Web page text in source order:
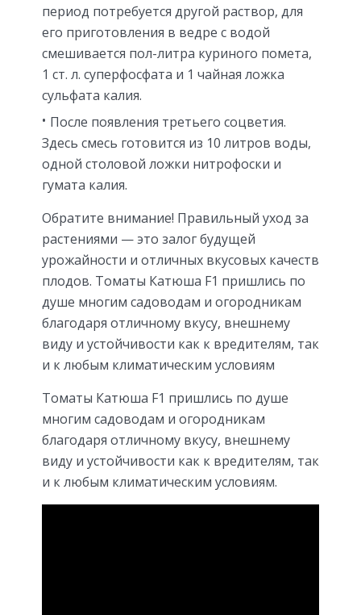
период потребуется другой раствор, для
его приготовления в ведре с водой
смешивается пол-литра куриного помета,
1 ст. л. суперфосфата и 1 чайная ложка
сульфата калия.
После появления третьего соцветия.
Здесь смесь готовится из 10 литров воды,
одной столовой ложки нитрофоски и
гумата калия.
Обратите внимание! Правильный уход за
растениями — это залог будущей
урожайности и отличных вкусовых качеств
плодов. Томаты Катюша F1 пришлись по
душе многим садоводам и огородникам
благодаря отличному вкусу, внешнему
виду и устойчивости как к вредителям, так
и к любым климатическим условиям
Томаты Катюша F1 пришлись по душе
многим садоводам и огородникам
благодаря отличному вкусу, внешнему
виду и устойчивости как к вредителям, так
и к любым климатическим условиям.